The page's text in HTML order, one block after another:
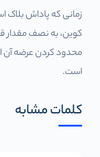
زمانی که پاداش بلاک
کوین، به نصف مقدار
محدود کردن عرضه آن
است.
کلمات مشابه